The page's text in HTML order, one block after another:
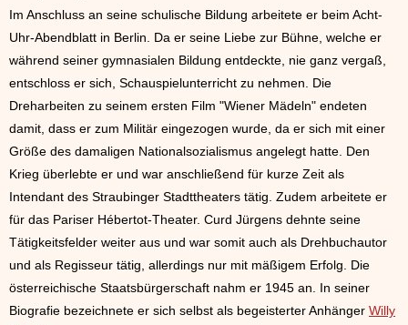
Im Anschluss an seine schulische Bildung arbeitete er beim Acht-
Uhr-Abendblatt in Berlin. Da er seine Liebe zur Bühne, welche er
während seiner gymnasialen Bildung entdeckte, nie ganz vergaß,
entschloss er sich, Schauspielunterricht zu nehmen. Die
Dreharbeiten zu seinem ersten Film "Wiener Mädeln" endeten
damit, dass er zum Militär eingezogen wurde, da er sich mit einer
Größe des damaligen Nationalsozialismus angelegt hatte. Den
Krieg überlebte er und war anschließend für kurze Zeit als
Intendant des Straubinger Stadttheaters tätig. Zudem arbeitete er
für das Pariser Hébertot-Theater. Curd Jürgens dehnte seine
Tätigkeitsfelder weiter aus und war somit auch als Drehbuchautor
und als Regisseur tätig, allerdings nur mit mäßigem Erfolg. Die
österreichische Staatsbürgerschaft nahm er 1945 an. In seiner
Biografie bezeichnete er sich selbst als begeisterter Anhänger Willy